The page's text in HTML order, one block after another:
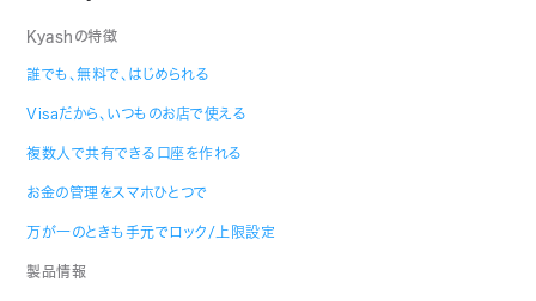
Kyashの特徴
誰でも、無料で、はじめられる
Visaだから、いつものお店で使える
複数人で共有できる口座を作れる
お金の管理をスマホひとつで
万が一のときも手元でロック/上限設定
製品情報